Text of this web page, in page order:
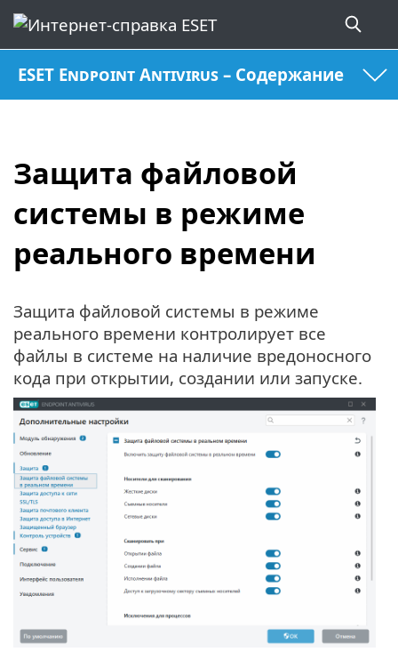
ESET Endpoint Antivirus – Содержание
Защита файловой
системы в режиме
реального времени
Защита файловой системы в режиме
реального времени контролирует все
файлы в системе на наличие вредоносного
кода при открытии, создании или запуске.